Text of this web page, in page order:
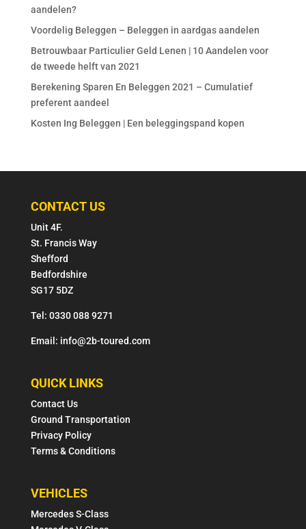
aandelen?
Voordelig Beleggen – Beleggen in aardgas aandelen
Betrouwbaar Particulier Geld Lenen | 10 Aandelen voor
de tweede helft van 2021
Berekening Sparen En Beleggen 2021 – Cumulatief
preferent aandeel
Kosten Ing Beleggen | Een beleggingspand kopen
CONTACT US
Unit 4F.
St. Francis Way
Shefford
Bedfordshire
SG17 5DZ
Tel: 0330 088 9271
Email: info@2b-toured.com
QUICK LINKS
Contact Us
Ground Transportation
Privacy Policy
Terms & Conditions
VEHICLES
Mercedes S-Class